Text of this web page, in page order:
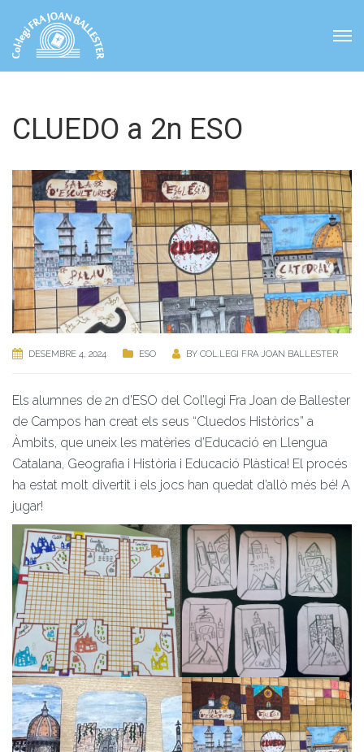
CLUEDO a 2n ESO
DESEMBRE 4, 2024 ESO BY COL.LEGI FRA JOAN BALLESTER
Els alumnes de 2n d’ESO del Col’legi Fra Joan de Ballester
de Campos han creat els seus “Cluedos Històrics” a
Àmbits, que uneix les matèries d’Educació en Llengua
Catalana, Geografia i Història i Educació Plàstica! El procés
ha estat molt divertit i els jocs han quedat d’allò més bé! A
jugar!